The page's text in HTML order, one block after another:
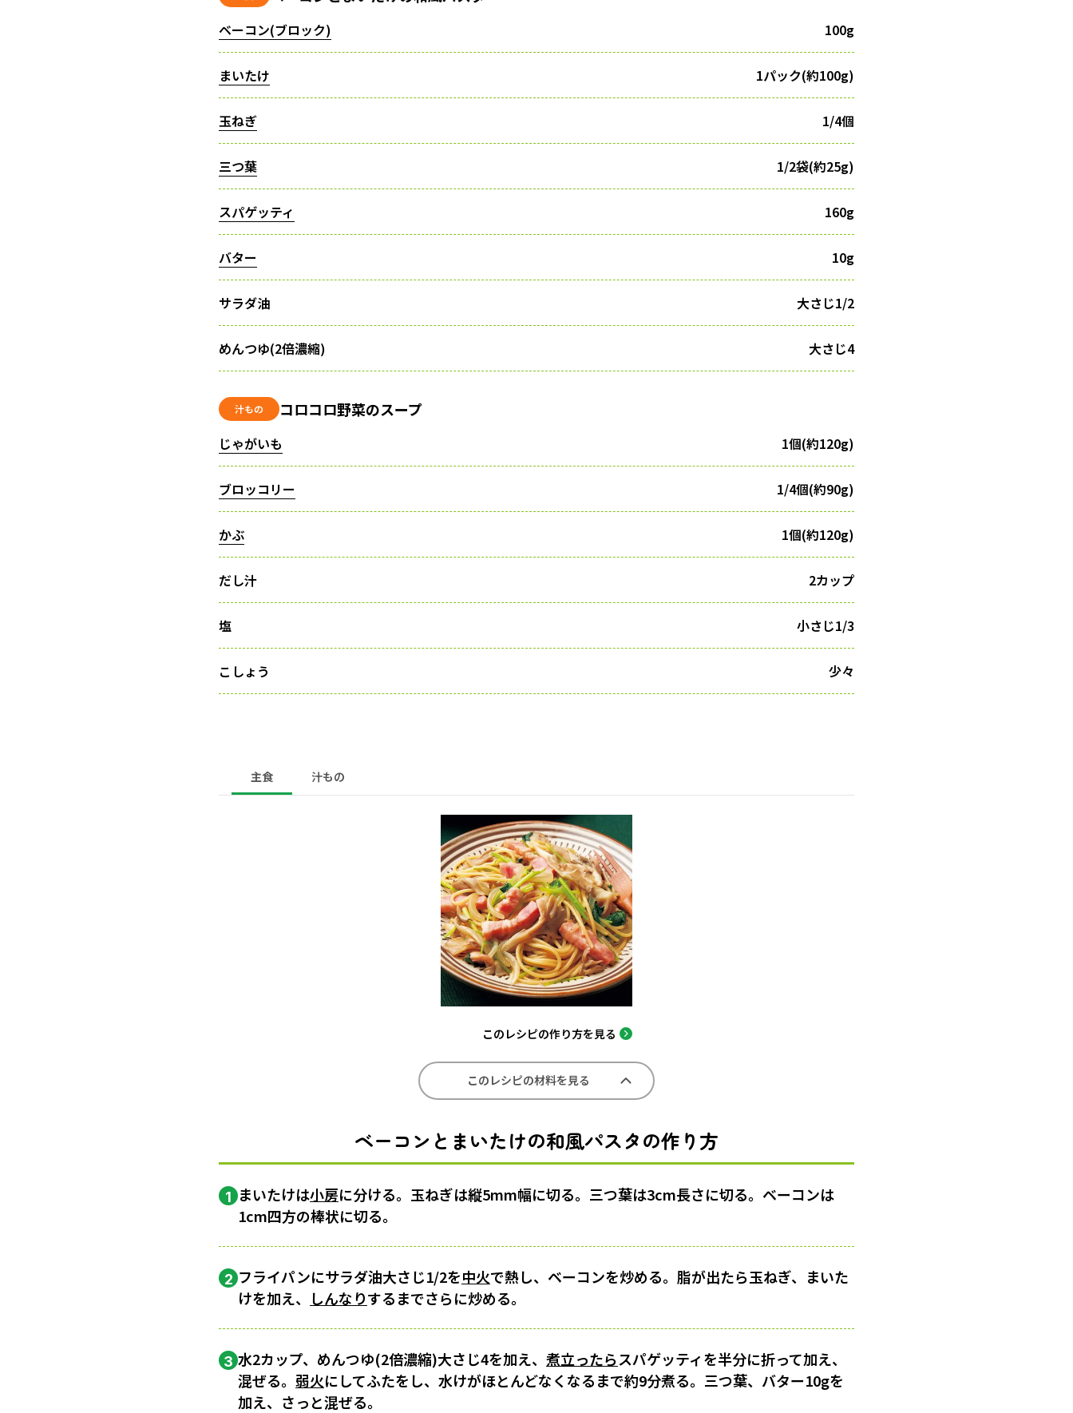
ベーコン(ブロック) 100g
まいたけ 1パック(約100g)
玉ねぎ 1/4個
三つ葉 1/2袋(約25g)
スパゲッティ 160g
バター 10g
サラダ油 大さじ1/2
めんつゆ(2倍濃縮) 大さじ4
汁もの コロコロ野菜のスープ
じゃがいも 1個(約120g)
ブロッコリー 1/4個(約90g)
かぶ 1個(約120g)
だし汁 2カップ
塩 小さじ1/3
こしょう 少々
主食 汁もの
このレシピの作り方を見る
このレシピの材料を見る
ベーコンとまいたけの和風パスタの作り方
1 まいたけは小房に分ける。玉ねぎは縦5mm幅に切る。三つ葉は3cm長さに切る。ベーコンは
1cm四方の棒状に切る。
2 フライパンにサラダ油大さじ1/2を中火で熱し、ベーコンを炒める。脂が出たら玉ねぎ、まいた
けを加え、
しんなりするまでさらに炒める。
3 水2カップ、めんつゆ(2倍濃縮)大さじ4を加え、 煮立ったらスパゲッティを半分に折って加え、
混ぜる。 弱火にしてふたをし、水けがほとんどなくなるまで約9分煮る。三つ葉、バター10gを
加え、さっと混ぜる。